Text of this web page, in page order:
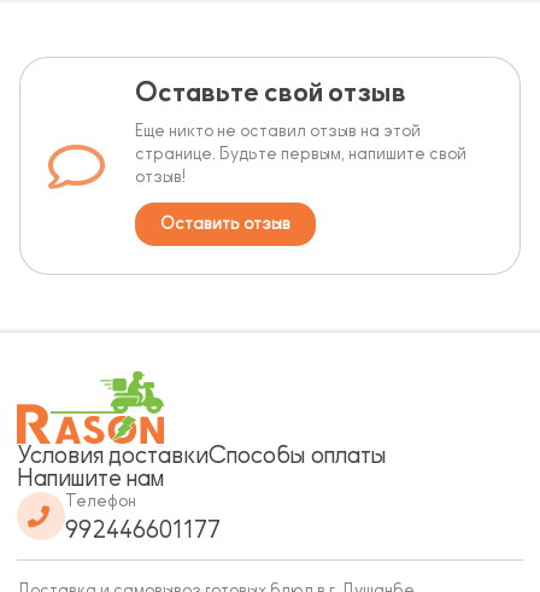
Оставьте свой отзыв
Еще никто не оставил отзыв на этой
странице. Будьте первым, напишите свой
отзыв!
Оставить отзыв
Условия доставкиСпособы оплаты
Напишите нам
Телефон
992446601177